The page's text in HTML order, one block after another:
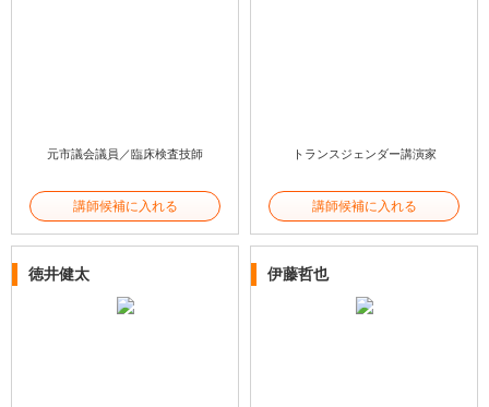
元市議会議員／臨床検査技師
講師候補に入れる
トランスジェンダー講演家
講師候補に入れる
徳井健太 伊藤哲也